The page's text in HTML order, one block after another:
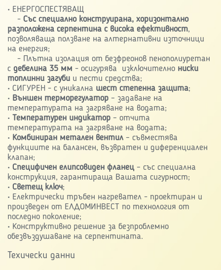
• ЕНЕРГОСПЕСТЯВАЩ
- Със специално конструирана, хоризонтално
разположена серпентина с висока ефективност,
позволяваща ползване на алтернативни източници
на енергия;
- Плътна изолация от безфреонов пенополиуретан
с дебелина 35 мм - осигурява изключително ниски
топлинни загуби и пести средства;
• СИГУРЕН - с уникална шест степенна защита;
• Външен терморегулатор – задаване на
температурата на загряване на водата;
• Температурен индикатор – отчита
температурата на загряване на водата;
• Комбиниран метален вентил – съвместява
функциите на балансен, възвратен и диференциален
клапан;
• Специфичен елипсовиден фланец – със специална
конструкция, гарантираща Вашата сигурност;
• Светещ ключ;
• Електрически тръбен нагревател - проектиран и
произведен от ЕЛДОМИНВЕСТ по технология от
последно поколение;
• Конструктивно решение за безпроблемно
обезвъздушаване на серпентината.
Техически данни